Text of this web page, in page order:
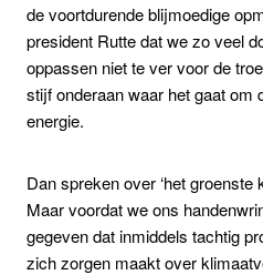
de voortdurende blijmoedige
president Rutte dat we zo veel
oppassen niet te ver voor de
stijf onderaan waar het gaat om
energie.
Dan spreken over ‘het groenste
Maar voordat we ons
gegeven dat inmiddels tachtig
zich zorgen maakt over